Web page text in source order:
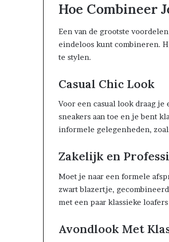
Hoe Combineer
Een van de grootste
eindeloos kunt combineren.
te stylen.
Casual Chic Look
Voor een casual look draag
sneakers aan toe en je bent
informele gelegenheden,
Zakelijk en
Moet je naar een formele
zwart blazertje,
met een paar klassieke
Avondlook Met